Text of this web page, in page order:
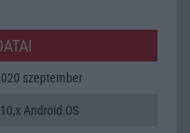
szeptember
Android OS